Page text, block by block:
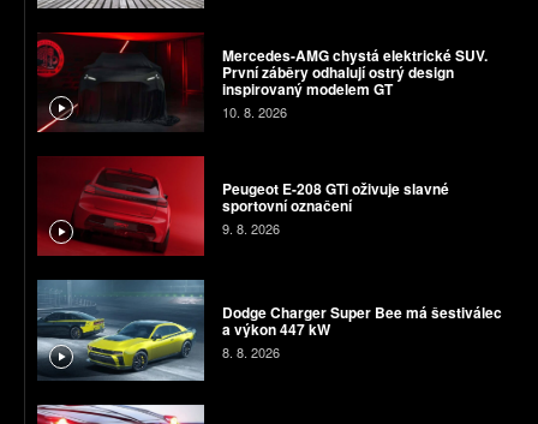
Mercedes-AMG chystá elektrické SUV.
První záběry odhalují ostrý design
inspirovaný modelem GT
10. 8. 2026
Peugeot E-208 GTi oživuje slavné
sportovní označení
9. 8. 2026
Dodge Charger Super Bee má šestiválec
a výkon 447 kW
8. 8. 2026